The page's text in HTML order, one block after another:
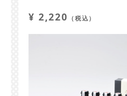
¥ 2,220 （税込）